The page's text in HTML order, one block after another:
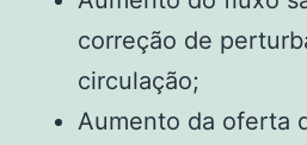
correção de
circulação;
Aumento da oferta